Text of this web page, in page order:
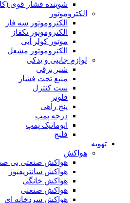
شوینده فشار قوی
الکتروموتور
الکتروموتور سه فاز
الکتروموتور تکفاز
موتور کولر آبی
الکتروموتور مشعل
لوازم جانبی و یدکی
شیر برقی
منبع تحت فشار
ست کنترل
فلوتر
پنج راهی
درجه پمپ
اتوماتیک پمپ
فلنج
تهویه
هواکش
هواکش صنعتی بی
هواکش سانتریفیوژ
هواکش خانگی
هواکش صنعتی
هواکش سردخانه ای